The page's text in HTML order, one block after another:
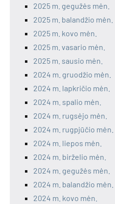
2025 m. gegužės mėn.
2025 m. balandžio mėn.
2025 m. kovo mėn.
2025 m. vasario mėn.
2025 m. sausio mėn.
2024 m. gruodžio mėn.
2024 m. lapkričio mėn.
2024 m. spalio mėn.
2024 m. rugsėjo mėn.
2024 m. rugpjūčio mėn.
2024 m. liepos mėn.
2024 m. birželio mėn.
2024 m. gegužės mėn.
2024 m. balandžio mėn.
2024 m. kovo mėn.